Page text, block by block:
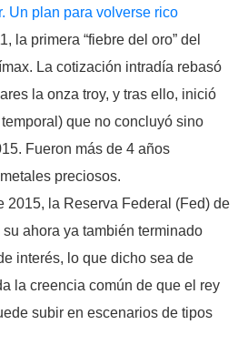
Un plan para volverse rico
la primera “fiebre del oro” del
La cotización intradía rebasó
la onza troy, y tras ello, inició
que no concluyó sino
Fueron más de 4 años
preciosos.
2015, la Reserva Federal (Fed) de
ahora ya también terminado
interés, lo que dicho sea de
la creencia común de que el rey
subir en escenarios de tipos